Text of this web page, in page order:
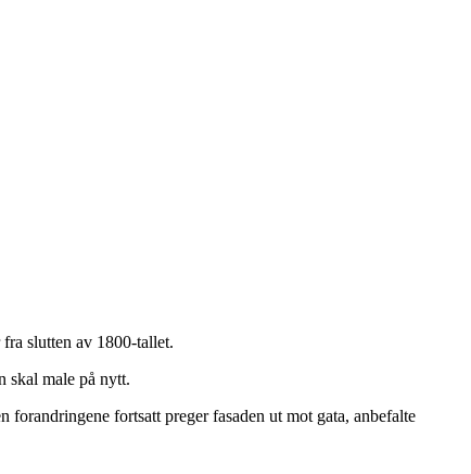
slutten av 1800-tallet.
skal male på nytt.
fortsatt preger fasaden ut mot gata, anbefalte